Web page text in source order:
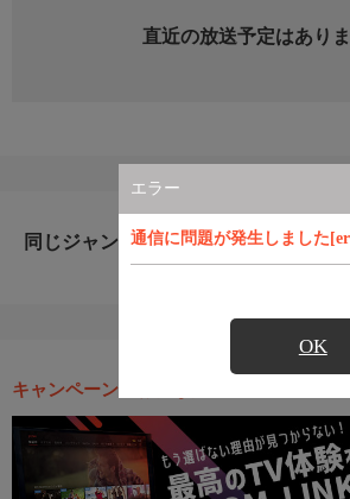
エラー
通信に問題が発生しました
OK
直近の放送予定はあり
同じジャンルのおすすめ番組
キャンペーン・お得な情報